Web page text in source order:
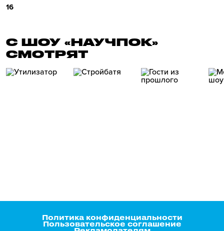
16
С ШОУ «НАУЧПОК»
СМОТРЯТ
Политика конфиденциальности
Пользовательское соглашение